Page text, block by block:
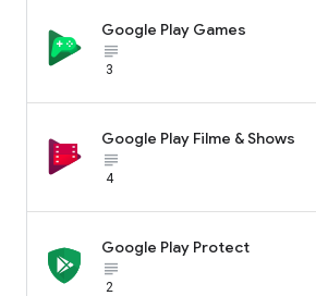
Google Play Games
subject_black
3
Google Play Filme & Shows
subject_black
4
Google Play Protect
subject_black
2